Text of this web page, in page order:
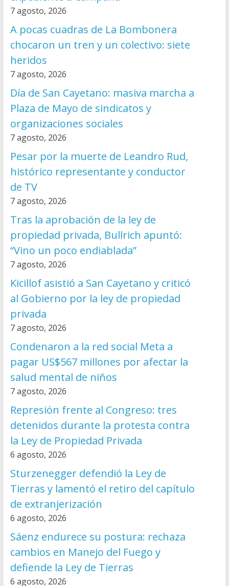
7 agosto, 2026
A pocas cuadras de La Bombonera
chocaron un tren y un colectivo: siete
heridos
7 agosto, 2026
Día de San Cayetano: masiva marcha a
Plaza de Mayo de sindicatos y
organizaciones sociales
7 agosto, 2026
Pesar por la muerte de Leandro Rud,
histórico representante y conductor
de TV
7 agosto, 2026
Tras la aprobación de la ley de
propiedad privada, Bullrich apuntó:
“Vino un poco endiablada”
7 agosto, 2026
Kicillof asistió a San Cayetano y criticó
al Gobierno por la ley de propiedad
privada
7 agosto, 2026
Condenaron a la red social Meta a
pagar US$567 millones por afectar la
salud mental de niños
7 agosto, 2026
Represión frente al Congreso: tres
detenidos durante la protesta contra
la Ley de Propiedad Privada
6 agosto, 2026
Sturzenegger defendió la Ley de
Tierras y lamentó el retiro del capítulo
de extranjerización
6 agosto, 2026
Sáenz endurece su postura: rechaza
cambios en Manejo del Fuego y
defiende la Ley de Tierras
6 agosto, 2026